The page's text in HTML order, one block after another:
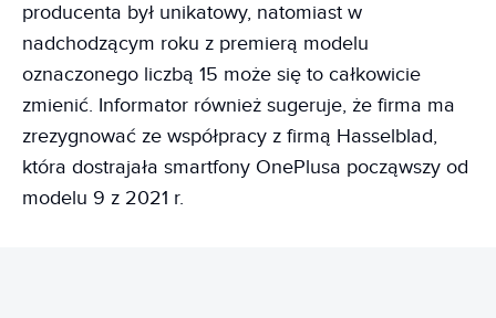
producenta był unikatowy, natomiast w
nadchodzącym roku z premierą modelu
oznaczonego liczbą 15 może się to całkowicie
zmienić. Informator również sugeruje, że firma ma
zrezygnować ze współpracy z firmą Hasselblad,
która dostrajała smartfony OnePlusa począwszy od
modelu 9 z 2021 r.